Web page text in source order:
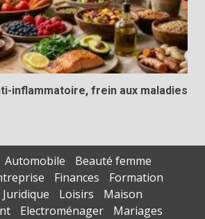
inflammatoire, frein aux maladies
Automobile
Beauté femme
Finances
Formation
Juridique Loisirs
Maison
Electroménager Mariages